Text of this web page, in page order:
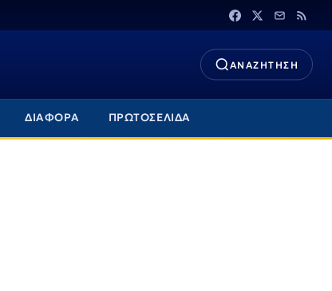
ΑΝΑΖΗΤΗΣΗ
ΔΙΑΦΟΡΑ ΠΡΩΤΟΣΕΛΙΔΑ